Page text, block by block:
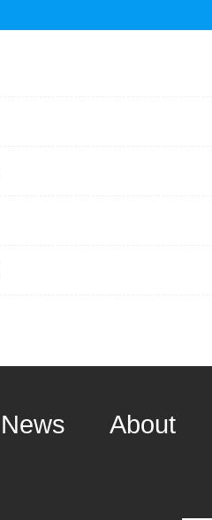
News About